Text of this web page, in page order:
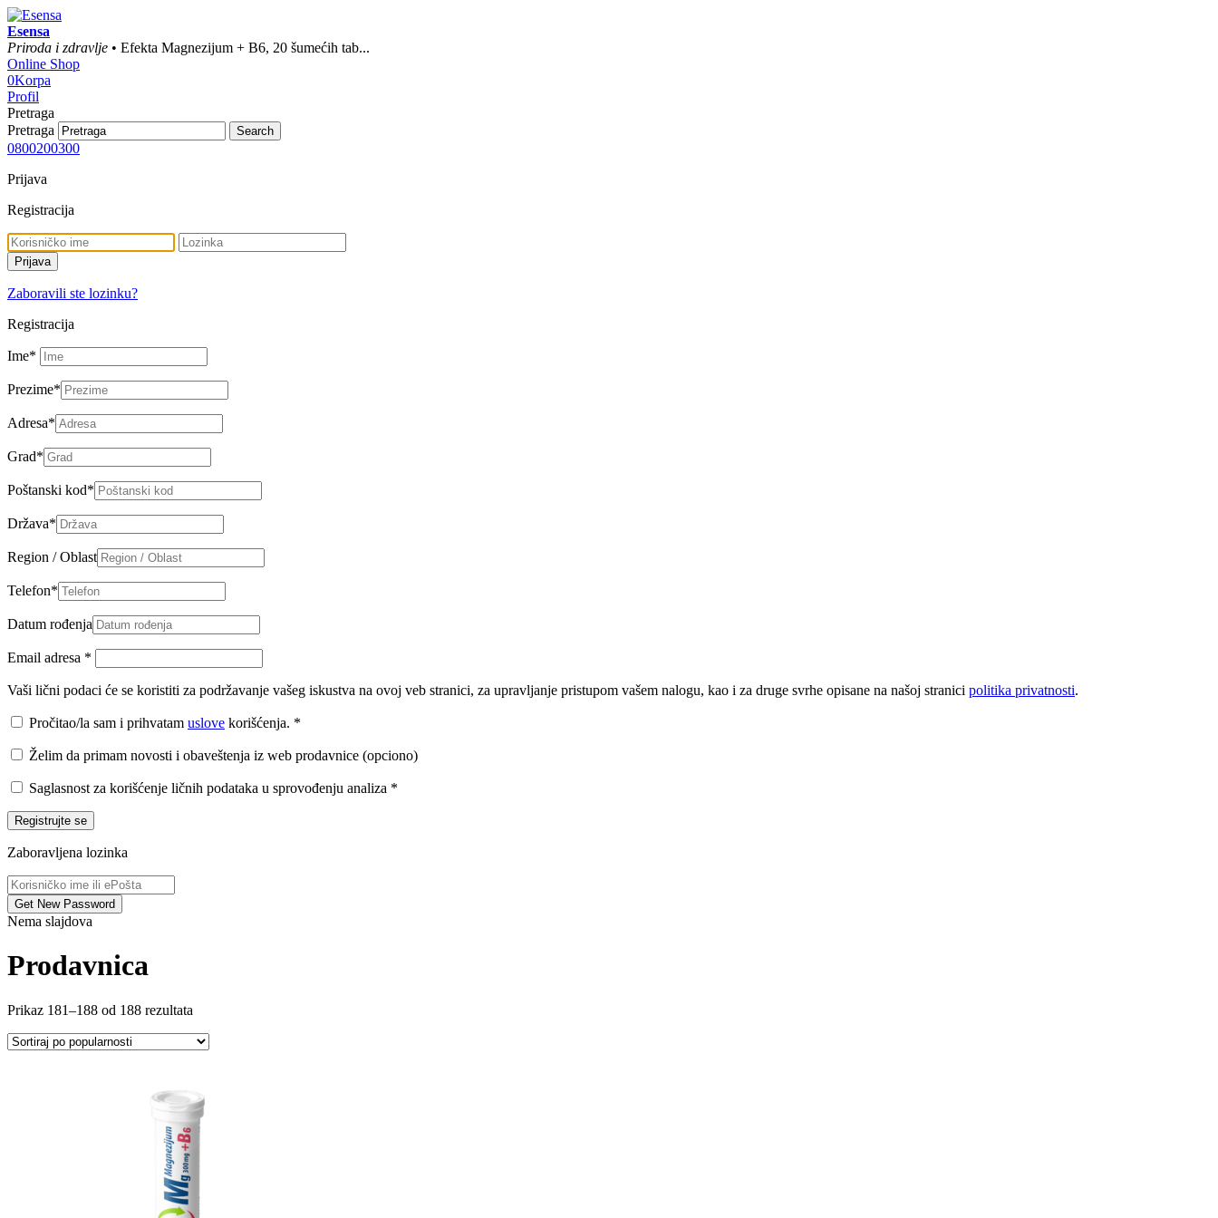
Esensa
Priroda i zdravlje • Efekta Magnezijum + B6, 20 šumećih tab...
Online Shop
0Korpa
Profil
Pretraga
Pretraga
0800200300
Prijava
Registracija
Zaboravili ste lozinku?
Registracija
Ime*
Prezime*
Adresa*
Grad*
Poštanski kod*
Država*
Region / Oblast
Telefon*
Datum rođenja
Email adresa *
Vaši lični podaci će se koristiti za podržavanje vašeg iskustva na ovoj veb stranici, za upravljanje pristupom vašem nalogu, kao i za druge svrhe opisane na našoj stranici politika privatnosti.
Pročitao/la sam i prihvatam uslove korišćenja. *
Želim da primam novosti i obaveštenja iz web prodavnice (opciono)
Saglasnost za korišćenje ličnih podataka u sprovođenju analiza *
Registrujte se
Zaboravljena lozinka
Nema slajdova
Prodavnica
Prikaz 181–188 od 188 rezultata